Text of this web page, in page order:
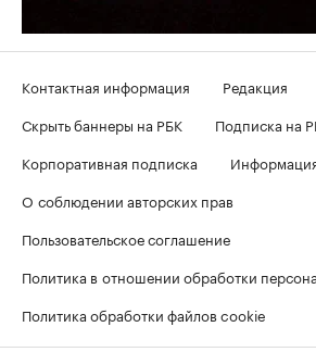
Контактная информация
Редакция
Скрыть баннеры на РБК
Подписка на
Корпоративная подписка
О соблюдении авторских прав
Пользовательское соглашение
Политика в отношении обработки
Политика обработки файлов cookie